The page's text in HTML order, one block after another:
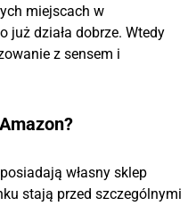
miejscach w
już działa dobrze. Wtedy
z sensem i
własny sklep
stają przed szczególnymi